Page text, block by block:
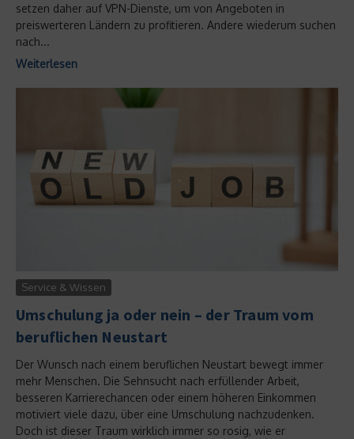
setzen daher auf VPN-Dienste, um von Angeboten in
preiswerteren Ländern zu profitieren. Andere wiederum suchen
nach...
Weiterlesen
Service & Wissen
Umschulung ja oder nein – der Traum vom
beruflichen Neustart
Der Wunsch nach einem beruflichen Neustart bewegt immer
mehr Menschen. Die Sehnsucht nach erfüllender Arbeit,
besseren Karrierechancen oder einem höheren Einkommen
motiviert viele dazu, über eine Umschulung nachzudenken.
Doch ist dieser Traum wirklich immer so rosig, wie er